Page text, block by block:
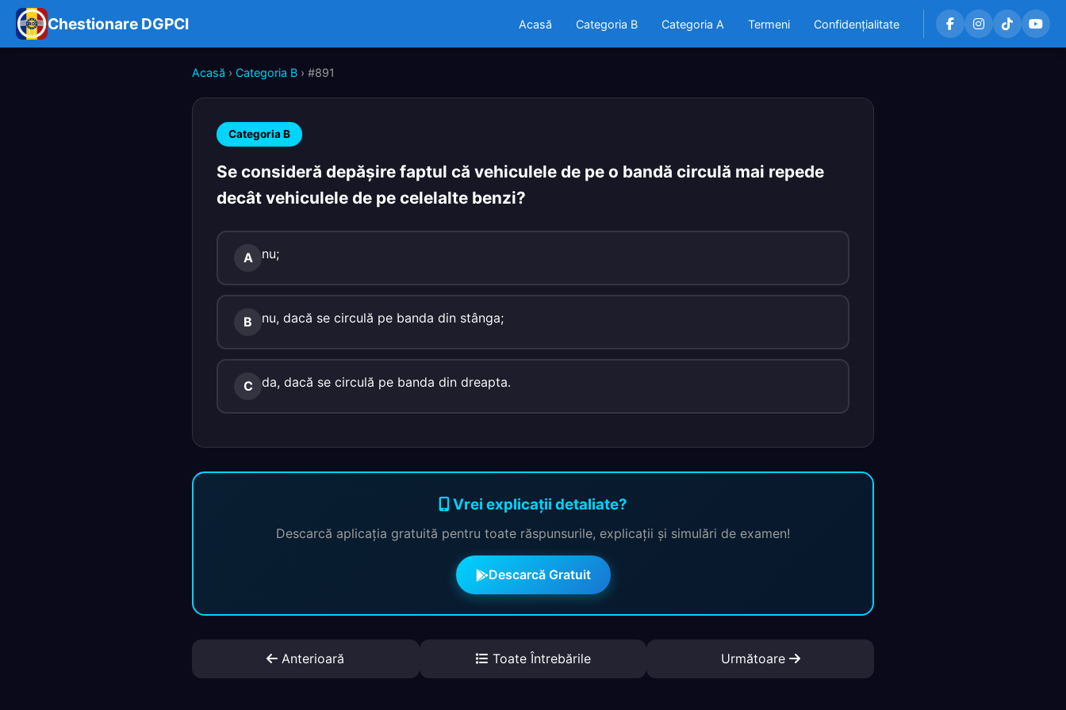
Chestionare DGPCI Acasă Categoria B Categoria A Termeni Confidențialitate
Acasă › Categoria B › #891
Categoria B
Se consideră depăşire faptul că vehiculele de pe o bandă circulă mai repede
decât vehiculele de pe celelalte benzi?
A nu;
B nu, dacă se circulă pe banda din stânga;
C da, dacă se circulă pe banda din dreapta.
Vrei explicații detaliate?
Descarcă aplicația gratuită pentru toate răspunsurile, explicații și simulări de examen!
Descarcă Gratuit
Anterioară Toate Întrebările Următoare